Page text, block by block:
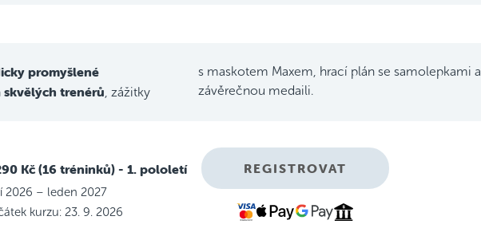
promyšlené
skvělých trenérů , zážitky
s maskotem Maxem, hrací plán se samolepkami a
závěrečnou medaili.
Kč (16 tréninků) - 1. pololetí
2026 – leden 2027
kurzu: 23. 9. 2026
REGISTROVAT